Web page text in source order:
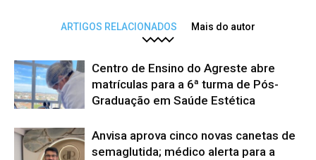
ARTIGOS RELACIONADOS Mais do autor
Centro de Ensino do Agreste abre
matrículas para a 6ª turma de Pós-
Graduação em Saúde Estética
Anvisa aprova cinco novas canetas de
semaglutida; médico alerta para a